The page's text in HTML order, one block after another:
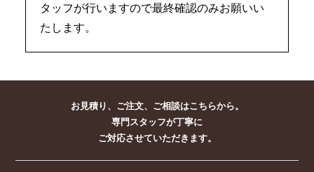
タッフが行いますので最終確認のみお願いい
たします。
お見積り、ご注文、ご相談はこちらから。
専門スタッフが丁寧に
ご対応させていただきます。